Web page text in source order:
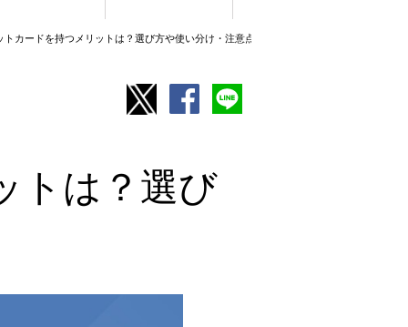
トカードを持つメリットは？選び方や使い分け・注意点も解説
トは？選び